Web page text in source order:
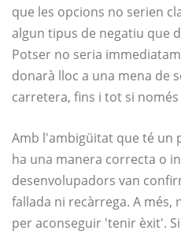
que les opcions no serien
algun tipus de negatiu que
Potser no seria
donarà lloc a una mena de
carretera, fins i tot si
Amb l'ambigüitat que té un
ha una manera correcta o
desenvolupadors van
fallada ni recàrrega. A més,
per aconseguir 'tenir èxit'.